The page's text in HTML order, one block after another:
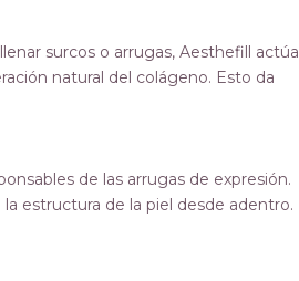
surcos o arrugas, Aesthefill actúa
natural del colágeno. Esto da
de las arrugas de expresión.
estructura de la piel desde adentro.